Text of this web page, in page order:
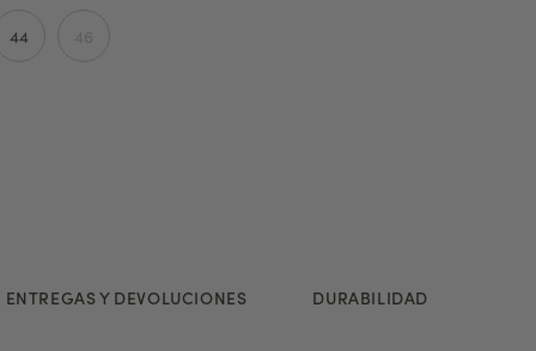
44
ENTREGAS Y DEVOLUCIONES DURABILIDAD